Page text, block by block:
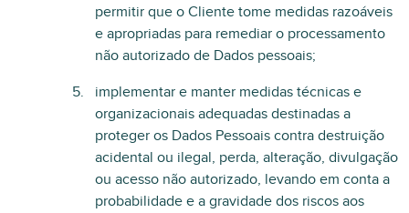
permitir que o Cliente tome medidas razoáveis
e apropriadas para remediar o processamento
não autorizado de Dados pessoais;
implementar e manter medidas técnicas e
organizacionais adequadas destinadas a
proteger os Dados Pessoais contra destruição
acidental ou ilegal, perda, alteração, divulgação
ou acesso não autorizado, levando em conta a
probabilidade e a gravidade dos riscos aos